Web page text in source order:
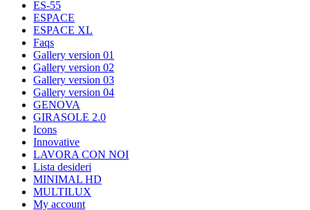
ES-55
ESPACE
ESPACE XL
Faqs
Gallery version 01
Gallery version 02
Gallery version 03
Gallery version 04
GENOVA
GIRASOLE 2.0
Icons
Innovative
LAVORA CON NOI
Lista desideri
MINIMAL HD
MULTILUX
My account